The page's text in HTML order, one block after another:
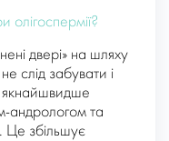
олігоспермії?
двері» на шляху
слід забувати і
якнайшвидше
андрологом та
Це збільшує